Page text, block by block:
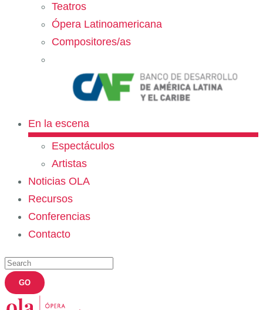
Teatros
Ópera Latinoamericana
Compositores/as
En la escena
Espectáculos
Artistas
Noticias OLA
Recursos
Conferencias
Contacto